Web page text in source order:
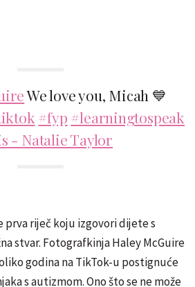
We love you, Micah 💙
#fyp #learningtospeak
- Natalie Taylor
prva riječ koju izgovori dijete s
stvar. Fotografkinja Haley McGuire
godina na TikTok-u postignuće
s autizmom. Ono što se ne može